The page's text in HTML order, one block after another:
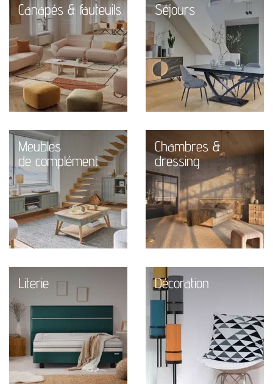
Canapés & fauteuils Séjours
Meubles
de complément
Chambres &
dressing
Literie Décoration